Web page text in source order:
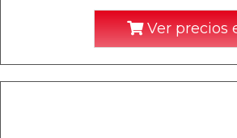
Ver precios